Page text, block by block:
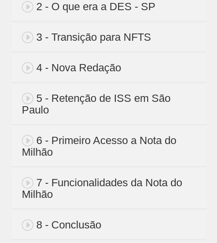
2 - O que era a DES - SP
3 - Transição para NFTS
4 - Nova Redação
5 - Retenção de ISS em São
Paulo
6 - Primeiro Acesso a Nota do
Milhão
7 - Funcionalidades da Nota do
Milhão
8 - Conclusão